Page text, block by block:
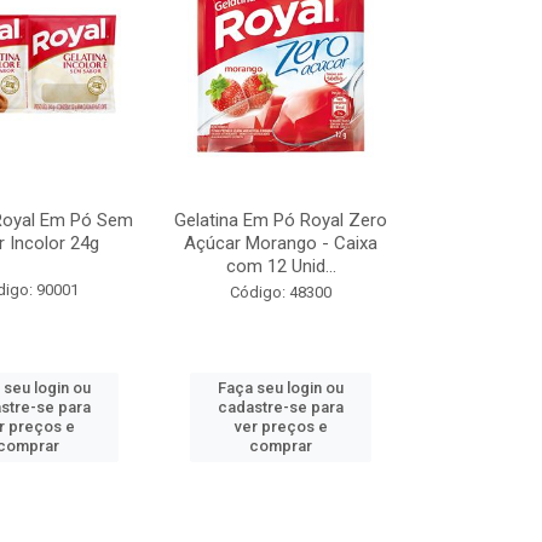
Em Pó Sem
Incolor 24g
90001
seu login ou
se para
preços e
Gelatina Em Pó Royal Zero
Açúcar Morango - Caixa
com 12 Unid...
Código: 48300
Faça seu login ou
cadastre-se para
ver preços e
comprar